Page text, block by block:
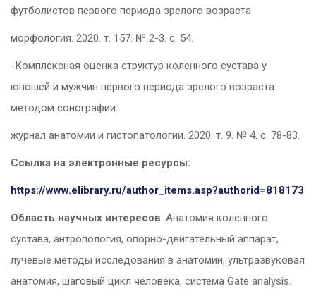
футболистов первого периода зрелого возраста
морфология. 2020. т. 157. № 2-3. с. 54.
-Комплексная оценка структур коленного сустава у
юношей и мужчин первого периода зрелого возраста
методом сонографии
журнал анатомии и гистопатологии. 2020. т. 9. № 4. с. 78-83.
Ссылка на электронные ресурсы:
https://www.elibrary.ru/author_items.asp?authorid=818173
Область научных интересов: Анатомия коленного
сустава, антропология, опорно-двигательный аппарат,
лучевые методы исследования в анатомии, ультразвуковая
анатомия, шаговый цикл человека, система Gate analysis.